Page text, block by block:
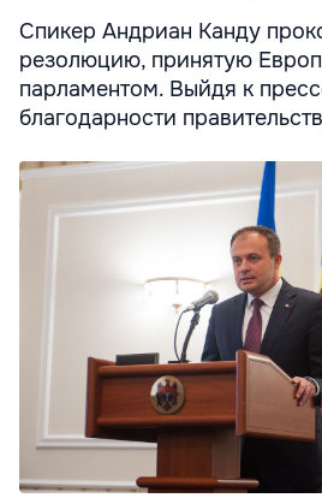
Спикер Андриан Канду
резолюцию, принятую
парламентом. Выйдя к
благодарности